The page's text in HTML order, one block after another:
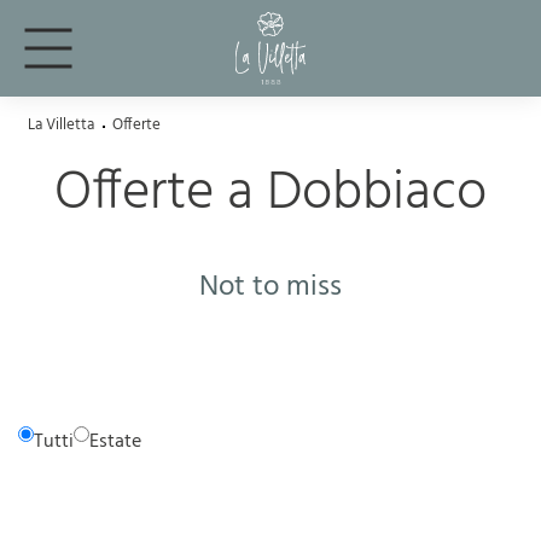
La Villetta Offerte
Offerte a Dobbiaco
Not to miss
Tutti Estate